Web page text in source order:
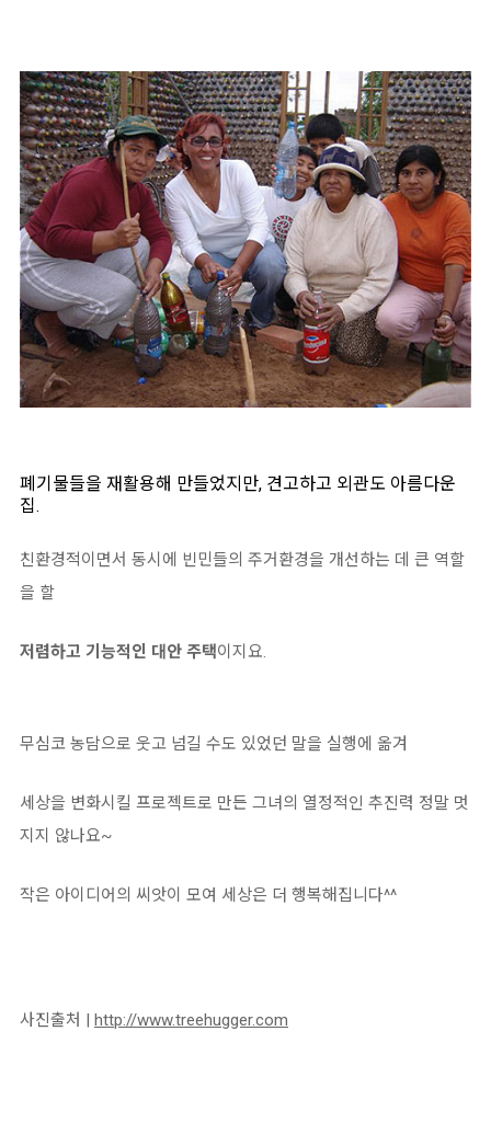
폐기물들을 재활용해 만들었지만, 견고하고 외관도 아름다운
집.
친환경적이면서 동시에 빈민들의 주거환경을 개선하는 데 큰 역할
을 할
저렴하고 기능적인 대안 주택이지요.
무심코 농담으로 웃고 넘길 수도 있었던 말을 실행에 옮겨
세상을 변화시킬 프로젝트로 만든 그녀의 열정적인 추진력 정말 멋
지지 않나요~
작은 아이디어의 씨앗이 모여 세상은 더 행복해집니다^^
사진출처 | http://www.treehugger.com